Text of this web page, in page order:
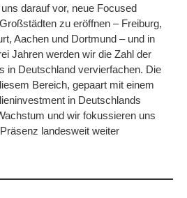
darauf vor, neue Focused
zu eröffnen – Freiburg,
Aachen und Dortmund – und in
Jahren werden wir die Zahl der
in Deutschland vervierfachen. Die
Bereich, gepaart mit einem
in Deutschlands
und wir fokussieren uns
landesweit weiter